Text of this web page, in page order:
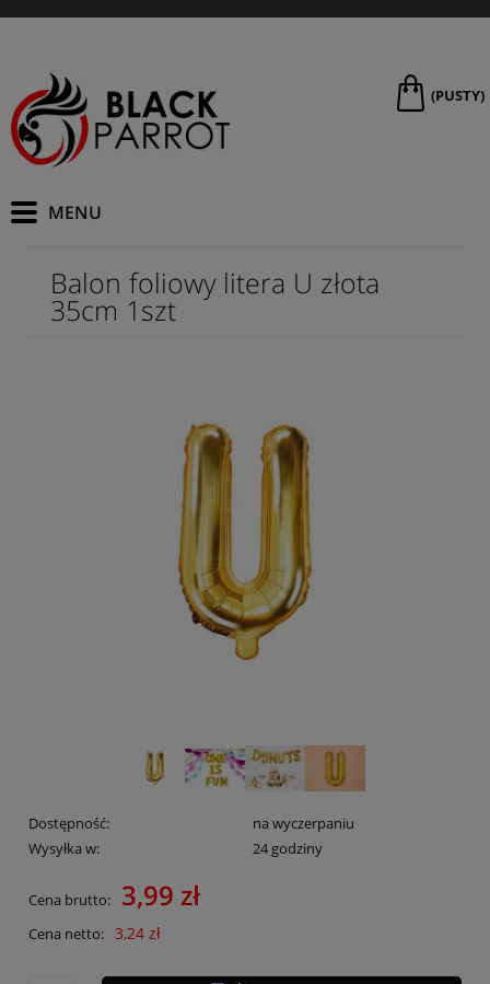
(PUSTY)
Balon foliowy litera U złota
35cm 1szt
Dostępność:
na wyczerpaniu
Wysyłka w:
24 godziny
Cena brutto: 3,99 zł
Cena netto: 3,24 zł